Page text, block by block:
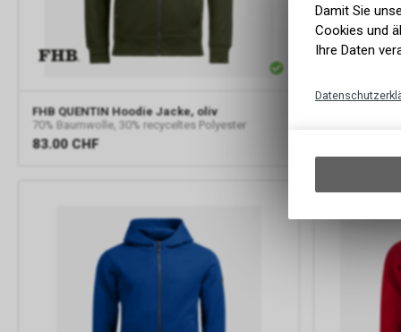
FHB QUENTIN Hoodie Jacke, oliv
70% Baumwolle, 30% recyceltes Polyester
83.00 CHF
Damit Sie
Cookies und
Ihre Daten